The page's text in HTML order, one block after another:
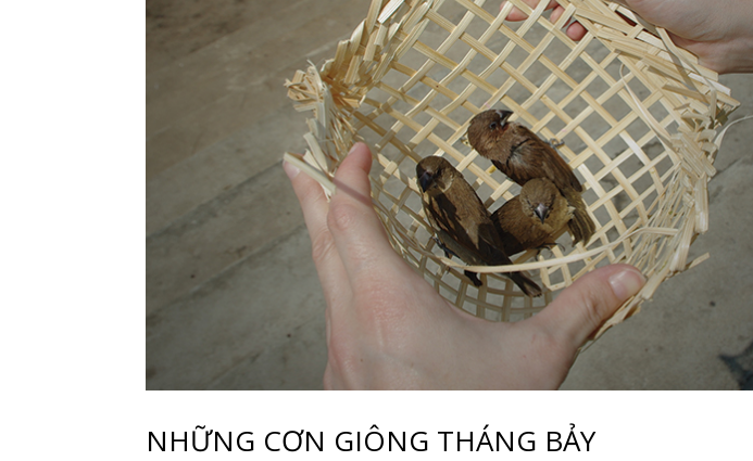
NHỮNG CƠN GIÔNG THÁNG BẢY